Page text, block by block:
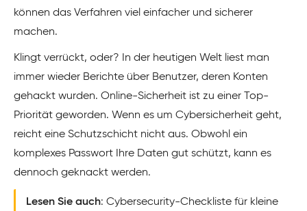
können das Verfahren viel einfacher und sicherer
machen.
Klingt verrückt, oder? In der heutigen Welt liest man
immer wieder Berichte über Benutzer, deren Konten
gehackt wurden. Online-Sicherheit ist zu einer Top-
Priorität geworden. Wenn es um Cybersicherheit geht,
reicht eine Schutzschicht nicht aus. Obwohl ein
komplexes Passwort Ihre Daten gut schützt, kann es
dennoch geknackt werden.
Lesen Sie auch: Cybersecurity-Checkliste für kleine